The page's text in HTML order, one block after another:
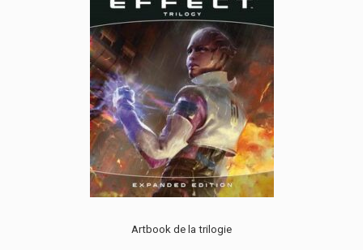
Artbook de la trilogie